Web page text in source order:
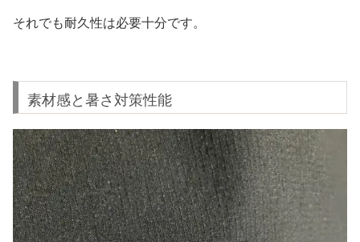
それでも耐久性は必要十分です。
素材感と暑さ対策性能